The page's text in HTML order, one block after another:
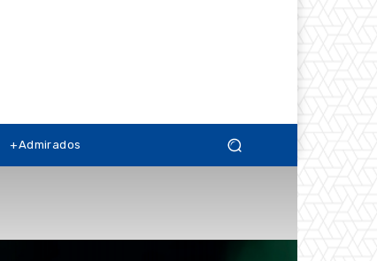
+Admirados